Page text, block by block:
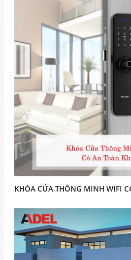
KHÓA CỬA THÔNG MINH WIFI